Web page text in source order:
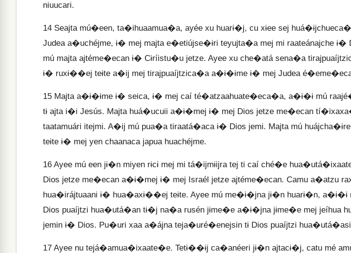
niuucari.
14 Seajta mú�een, ta�ihuaamua�a, ayée xu huarɨ�j, cu xɨee sej
Judea a�uchéjme, ɨ� mej majta e�etiújse�ɨri teyujta�a mej mi raateánajche
mú majta ajtéme�ecan ɨ� Cɨríistu�u jetze. Ayee xu che�atá sena�a
ɨ� ruxɨ��ej teɨte a�ij mej tirajpuaíjtzica�a a�ɨ�ɨme ɨ� mej Judea
15 Majta a�ɨ�ɨme ɨ� seica, ɨ� mej caí té�atzaahuate�eca�a, a�ɨ�ɨ mú
tɨ ajta i�i Jesús. Majta huá�ucuii a�ɨ�mej ɨ� mej Dios jetze me�ecan
taatamuári itejmi. A�ij mú pua�a tiraatá�aca ɨ� Dios jemi. Majta mú
teɨte ɨ� mej yen chaanaca japua huachéjme.
16 Ayee mú een jɨ�n miyen rɨcɨ mej mi tá�ijmɨijra tej ti caí ché�e
Dios jetze me�ecan a�ɨ�mej ɨ� mej Israél jetze ajtéme�ecan. Camu a�atzu
hua�irájtuaani ɨ� hua�axɨ��ej teɨte. Ayee mú me�ɨ�jna jɨ�n huarɨ�n, a�ɨ�ɨ
Dios puaíjtzi hua�utá�an tɨ�j na�a rusén jɨme�e a�ɨ�jna jɨme�e mej jeíhua
jemin ɨ� Dios. Pu�uri xaa a�ájna teja�uré�enejsin tɨ Dios puaíjtzi
17 Ayee nu tejá�amua�ixaate�e. Tetɨ��ɨj ca�anéeri jɨ�n ajtacɨ�j, catu mé